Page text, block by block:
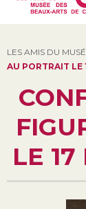
LES AMIS DU
AU PORTRAIT LE
LE